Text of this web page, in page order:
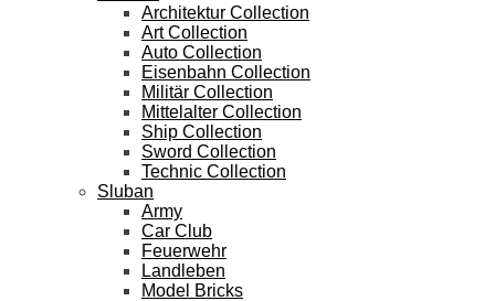
Architektur Collection
Art Collection
Auto Collection
Eisenbahn Collection
Militär Collection
Mittelalter Collection
Ship Collection
Sword Collection
Technic Collection
Sluban
Army
Car Club
Feuerwehr
Landleben
Model Bricks